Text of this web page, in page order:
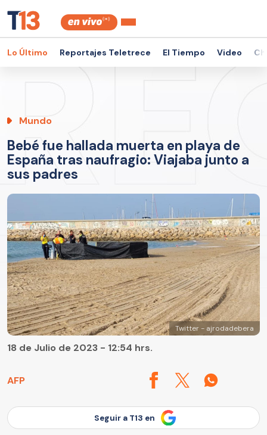
Lo Último Reportajes Teletrece El Tiempo Video
Mundo
Bebé fue hallada muerta en playa de
España tras naufragio: Viajaba junto a
sus padres
Twitter - ajrodadebera
AFP
18 de Julio de 2023 - 12:54 hrs.
Seguir a T13 en